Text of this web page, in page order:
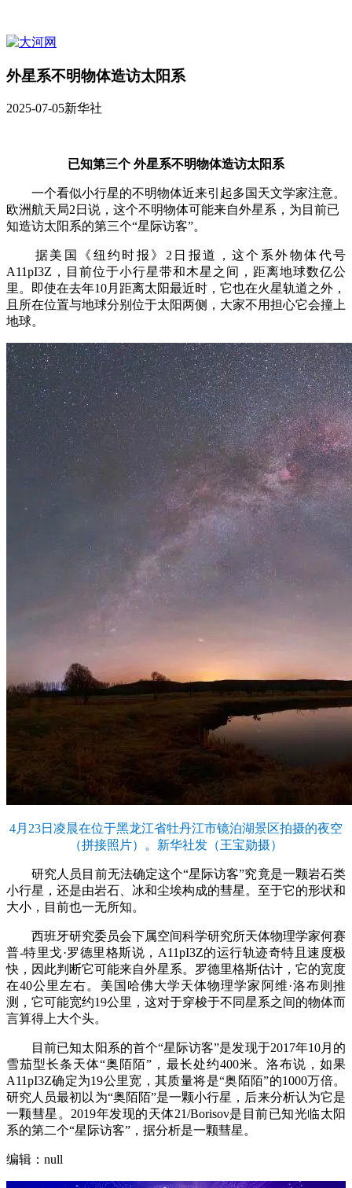
外星系不明物体造访太阳系
2025-07-05新华社
已知第三个 外星系不明物体造访太阳系
一个看似小行星的不明物体近来引起多国天文学家注意。
欧洲航天局2日说，这个不明物体可能来自外星系，为目前已
知造访太阳系的第三个“星际访客”。
据美国《纽约时报》2日报道，这个系外物体代号
A11pI3Z，目前位于小行星带和木星之间，距离地球数亿公
里。即使在去年10月距离太阳最近时，它也在火星轨道之外，
且所在位置与地球分别位于太阳两侧，大家不用担心它会撞上
地球。
4月23日凌晨在位于黑龙江省牡丹江市镜泊湖景区拍摄的夜空
（拼接照片）。新华社发（王宝勋摄）
研究人员目前无法确定这个“星际访客”究竟是一颗岩石类
小行星，还是由岩石、冰和尘埃构成的彗星。至于它的形状和
大小，目前也一无所知。
西班牙研究委员会下属空间科学研究所天体物理学家何赛
普-特里戈·罗德里格斯说，A11pI3Z的运行轨迹奇特且速度极
快，因此判断它可能来自外星系。罗德里格斯估计，它的宽度
在40公里左右。美国哈佛大学天体物理学家阿维·洛布则推
测，它可能宽约19公里，这对于穿梭于不同星系之间的物体而
言算得上大个头。
目前已知太阳系的首个“星际访客”是发现于2017年10月的
雪茄型长条天体“奥陌陌”，最长处约400米。洛布说，如果
A11pI3Z确定为19公里宽，其质量将是“奥陌陌”的1000万倍。
研究人员最初以为“奥陌陌”是一颗小行星，后来分析认为它是
一颗彗星。2019年发现的天体21/Borisov是目前已知光临太阳
系的第二个“星际访客”，据分析是一颗彗星。
编辑：null